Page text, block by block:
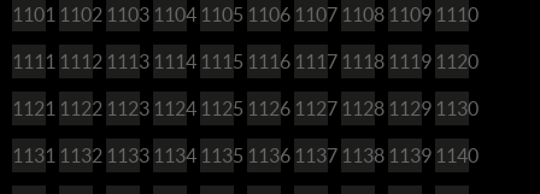
1101 1102 1103 1104 1105 1106 1107 1108 1109 1110
1111 1112 1113 1114 1115 1116 1117 1118 1119 1120
1121 1122 1123 1124 1125 1126 1127 1128 1129 1130
1131 1132 1133 1134 1135 1136 1137 1138 1139 1140